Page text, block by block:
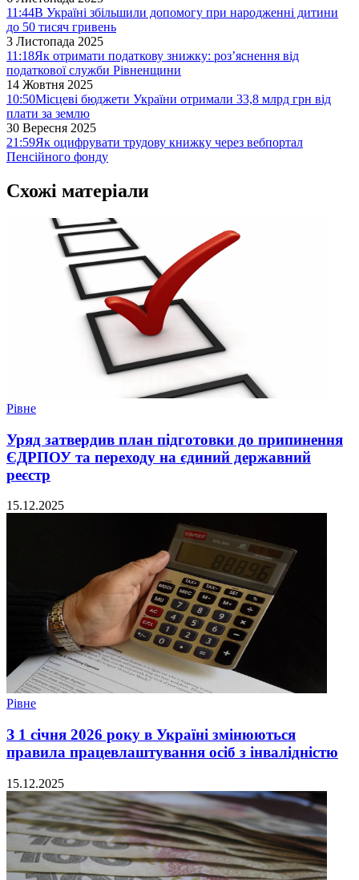
11:44В Україні збільшили допомогу при народженні дитини
до 50 тисяч гривень
3 Листопада 2025
11:18Як отримати податкову знижку: роз’яснення від
податкової служби Рівненщини
14 Жовтня 2025
10:50Місцеві бюджети України отримали 33,8 млрд грн від
плати за землю
30 Вересня 2025
21:59Як оцифрувати трудову книжку через вебпортал
Пенсійного фонду
Схожі матеріали
Рівне
Уряд затвердив план підготовки до припинення
ЄДРПОУ та переходу на єдиний державний
реєстр
15.12.2025
Рівне
З 1 січня 2026 року в Україні змінюються
правила працевлаштування осіб з інвалідністю
15.12.2025